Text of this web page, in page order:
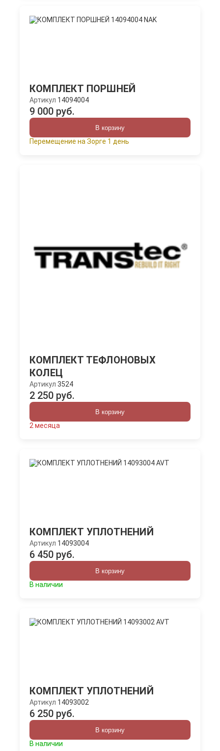
КОМПЛЕКТ ПОРШНЕЙ
Артикул 14094004
9 000 руб.
В корзину
Перемещение на Зорге 1 день
КОМПЛЕКТ ТЕФЛОНОВЫХ
КОЛЕЦ
Артикул 3524
2 250 руб.
В корзину
2 месяца
КОМПЛЕКТ УПЛОТНЕНИЙ
Артикул 14093004
6 450 руб.
В корзину
В наличии
КОМПЛЕКТ УПЛОТНЕНИЙ
Артикул 14093002
6 250 руб.
В корзину
В наличии